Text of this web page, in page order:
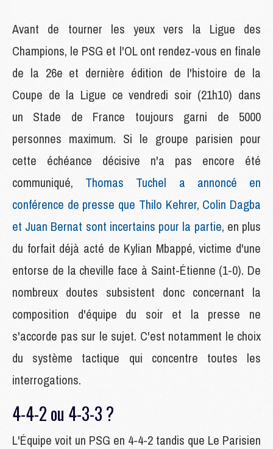
Avant de tourner les yeux vers la Ligue des
Champions, le PSG et l'OL ont rendez-vous en finale
de la 26e et dernière édition de l'histoire de la
Coupe de la Ligue ce vendredi soir (21h10) dans
un Stade de France toujours garni de 5000
personnes maximum. Si le groupe parisien pour
cette échéance décisive n'a pas encore été
communiqué, Thomas Tuchel a annoncé en
conférence de presse que Thilo Kehrer, Colin Dagba
et Juan Bernat sont incertains pour la partie, en plus
du forfait déjà acté de Kylian Mbappé, victime d'une
entorse de la cheville face à Saint-Étienne (1-0). De
nombreux doutes subsistent donc concernant la
composition d'équipe du soir et la presse ne
s'accorde pas sur le sujet. C'est notamment le choix
du système tactique qui concentre toutes les
interrogations.
4-4-2 ou 4-3-3 ?
L'Équipe voit un PSG en 4-4-2 tandis que Le Parisien